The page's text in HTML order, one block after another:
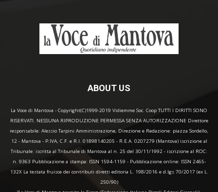
ABOUT US
La Voce di Mantova - Copyright(C)1999-2019 Vidiemme Soc. Coop TUTTI I DIRITTI SONO
RISERVATI. NESSUNA RIPRODUZIONE PERMESSA SENZA AUTORIZZAZIONE Direttore
responsabile: Alessio Tarpini Amministrazione, Direzione e Redazione: piazza Sordello,
12 - Mantova - P.IVA, C.F. e R.I. 01898140205 - R.E.A. 0207279 (Mantova) iscrizione al
Tribunale: iscritta al Tribunale di Mantova al n. 25 del 30/11/1992 - iscrizione al ROC:
n. 9363 Pubblicazione a stampa: ISSN 1594-1159 - Pubblicazione online: ISSN 2465-
132X La testata fruisce dei contributi diretti editoria L. 198/2016 e d.lgs 70/2017 (ex L.
250/90)